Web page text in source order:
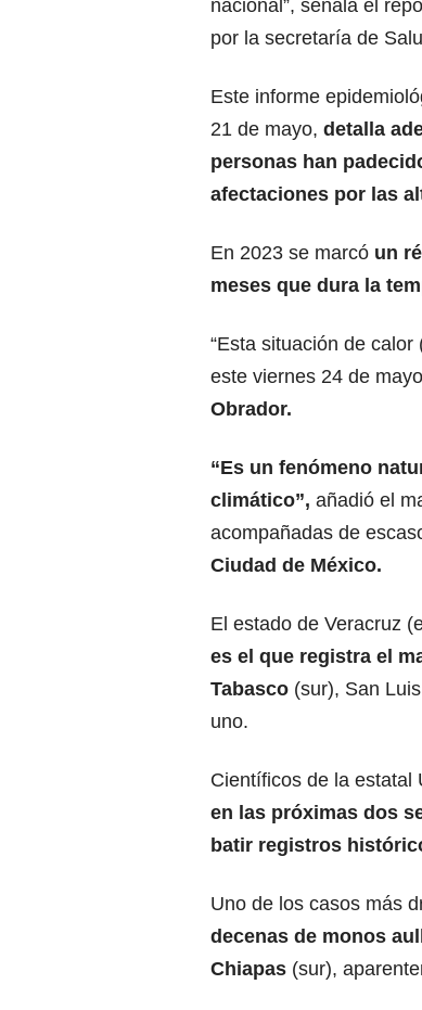
nacional”, señala el
por la secretaría de
Este informe
21 de mayo, detalla
personas han
afectaciones por las
En 2023 se marcó un
meses que dura la
“Esta situación de
este viernes 24 de
Obrador.
“Es un fenómeno
climático”, añadió el
acompañadas de
Ciudad de México.
El estado de Veracruz
es el que registra el
Tabasco (sur), San
uno.
Científicos de la estatal
en las próximas dos
batir registros
Uno de los casos más
decenas de monos
Chiapas (sur),